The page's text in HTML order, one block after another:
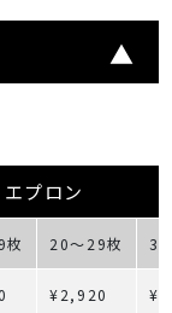
プロン
枚 20～29枚
¥2,920